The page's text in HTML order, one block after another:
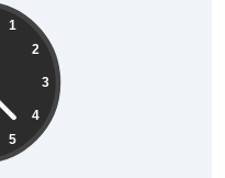
1
2
3
4
5